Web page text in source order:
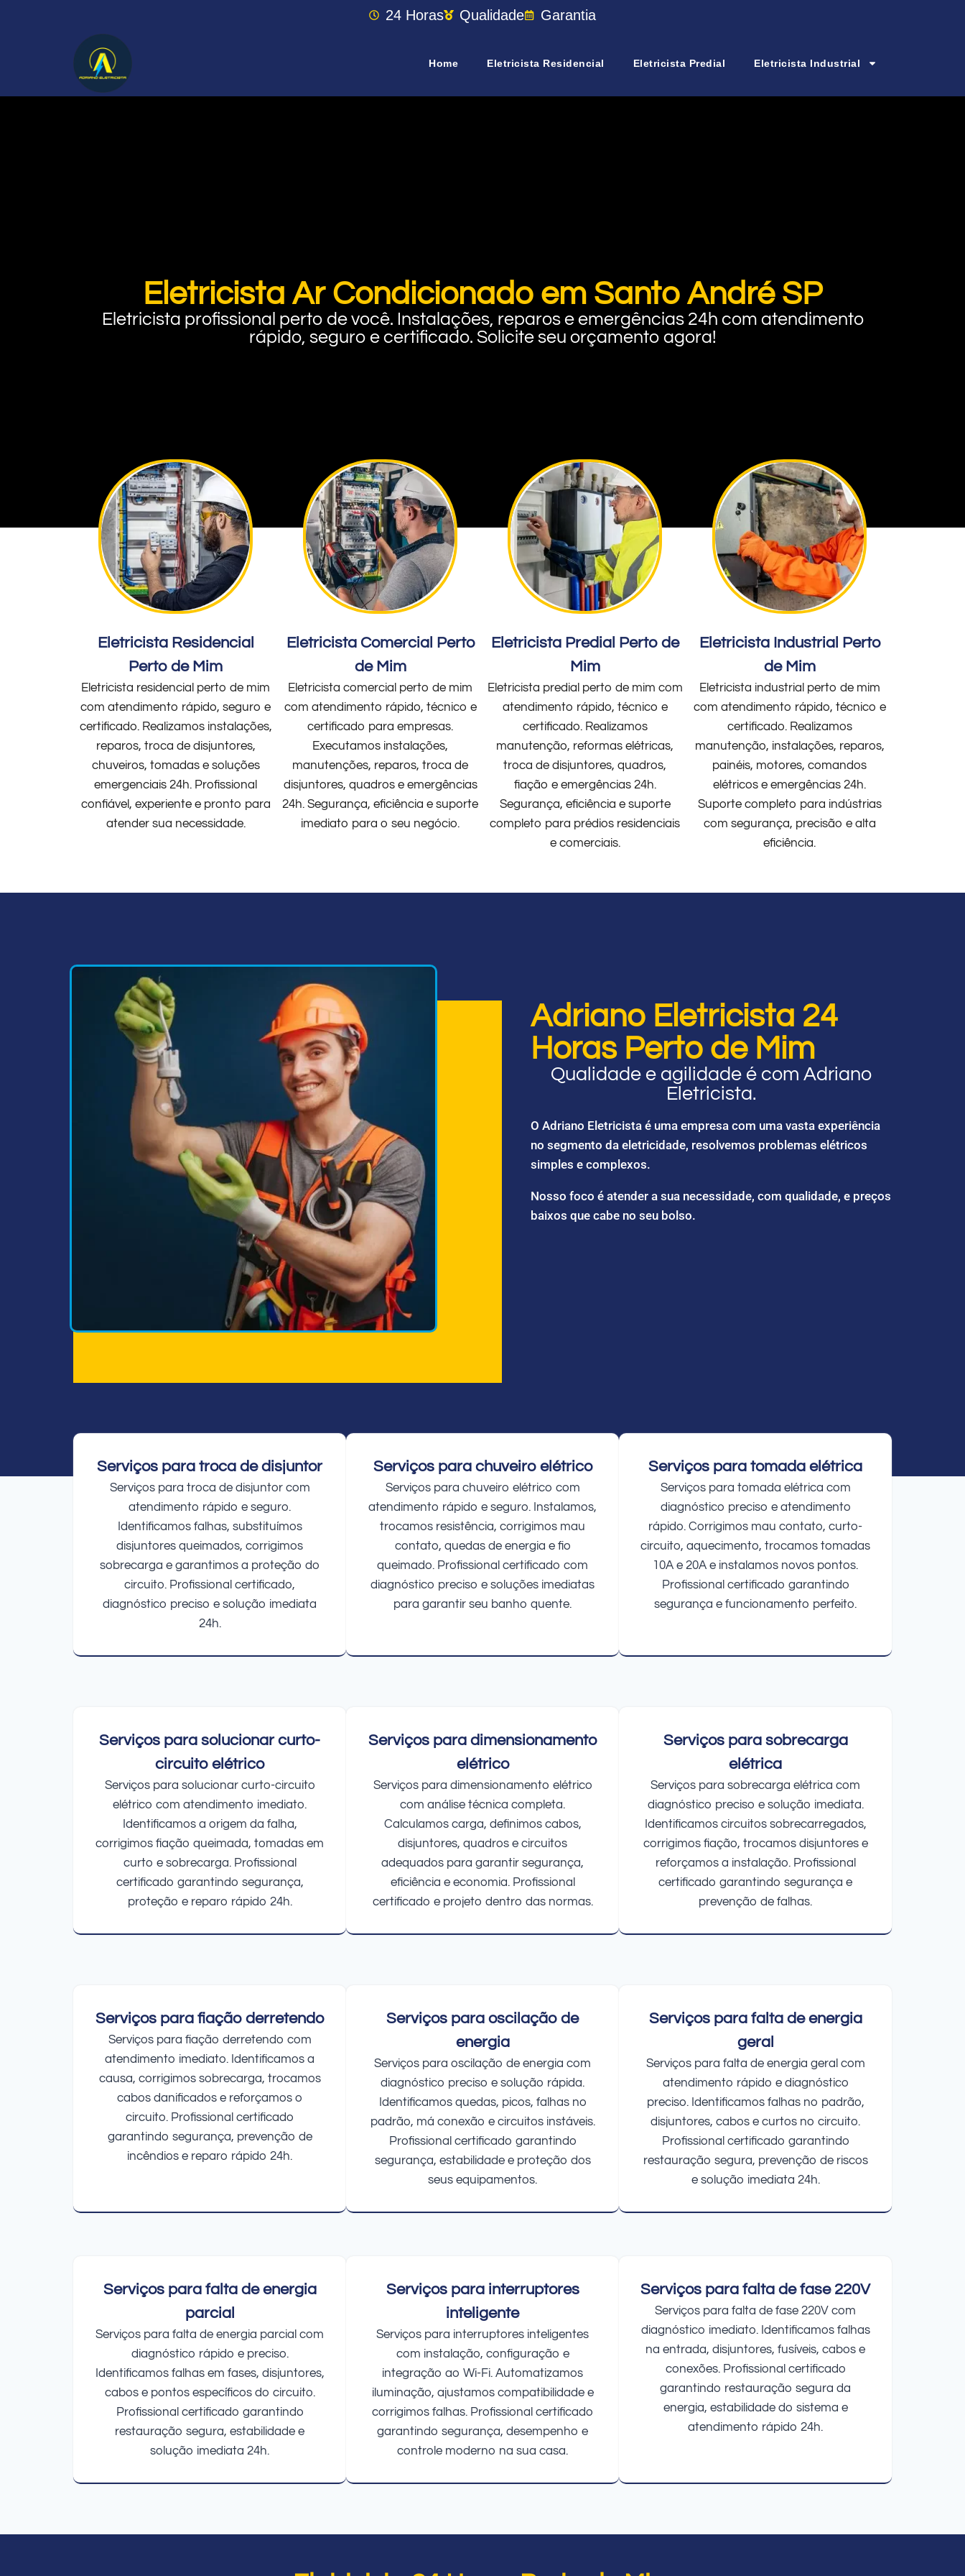
24 Horas Qualidade Garantia
Home Eletricista Residencial Eletricista Predial Eletricista Industrial
Eletricista Ar Condicionado em Santo André SP
Eletricista profissional perto de você. Instalações, reparos e emergências 24h com atendimento
rápido, seguro e certificado. Solicite seu orçamento agora!
Eletricista Residencial
Perto de Mim
Eletricista residencial perto de mim
com atendimento rápido, seguro e
certificado. Realizamos instalações,
reparos, troca de disjuntores,
chuveiros, tomadas e soluções
emergenciais 24h. Profissional
confiável, experiente e pronto para
atender sua necessidade.
Eletricista Comercial Perto
de Mim
Eletricista comercial perto de mim
com atendimento rápido, técnico e
certificado para empresas.
Executamos instalações,
manutenções, reparos, troca de
disjuntores, quadros e emergências
24h. Segurança, eficiência e suporte
imediato para o seu negócio.
Eletricista Predial Perto de
Mim
Eletricista predial perto de mim com
atendimento rápido, técnico e
certificado. Realizamos
manutenção, reformas elétricas,
troca de disjuntores, quadros,
fiação e emergências 24h.
Segurança, eficiência e suporte
completo para prédios residenciais
e comerciais.
Eletricista Industrial Perto
de Mim
Eletricista industrial perto de mim
com atendimento rápido, técnico e
certificado. Realizamos
manutenção, instalações, reparos,
painéis, motores, comandos
elétricos e emergências 24h.
Suporte completo para indústrias
com segurança, precisão e alta
eficiência.
Adriano Eletricista 24
Horas Perto de Mim
Qualidade e agilidade é com Adriano
Eletricista.
O Adriano Eletricista é uma empresa com uma vasta experiência
no segmento da eletricidade, resolvemos problemas elétricos
simples e complexos.
Nosso foco é atender a sua necessidade, com qualidade, e preços
baixos que cabe no seu bolso.
Serviços para troca de disjuntor
Serviços para troca de disjuntor com
atendimento rápido e seguro.
Identificamos falhas, substituímos
disjuntores queimados, corrigimos
sobrecarga e garantimos a proteção do
circuito. Profissional certificado,
diagnóstico preciso e solução imediata
24h.
Serviços para chuveiro elétrico
Serviços para chuveiro elétrico com
atendimento rápido e seguro. Instalamos,
trocamos resistência, corrigimos mau
contato, quedas de energia e fio
queimado. Profissional certificado com
diagnóstico preciso e soluções imediatas
para garantir seu banho quente.
Serviços para tomada elétrica
Serviços para tomada elétrica com
diagnóstico preciso e atendimento
rápido. Corrigimos mau contato, curto-
circuito, aquecimento, trocamos tomadas
10A e 20A e instalamos novos pontos.
Profissional certificado garantindo
segurança e funcionamento perfeito.
Serviços para solucionar curto-
circuito elétrico
Serviços para solucionar curto-circuito
elétrico com atendimento imediato.
Identificamos a origem da falha,
corrigimos fiação queimada, tomadas em
curto e sobrecarga. Profissional
certificado garantindo segurança,
proteção e reparo rápido 24h.
Serviços para dimensionamento
elétrico
Serviços para dimensionamento elétrico
com análise técnica completa.
Calculamos carga, definimos cabos,
disjuntores, quadros e circuitos
adequados para garantir segurança,
eficiência e economia. Profissional
certificado e projeto dentro das normas.
Serviços para sobrecarga
elétrica
Serviços para sobrecarga elétrica com
diagnóstico preciso e solução imediata.
Identificamos circuitos sobrecarregados,
corrigimos fiação, trocamos disjuntores e
reforçamos a instalação. Profissional
certificado garantindo segurança e
prevenção de falhas.
Serviços para fiação derretendo
Serviços para fiação derretendo com
atendimento imediato. Identificamos a
causa, corrigimos sobrecarga, trocamos
cabos danificados e reforçamos o
circuito. Profissional certificado
garantindo segurança, prevenção de
incêndios e reparo rápido 24h.
Serviços para oscilação de
energia
Serviços para oscilação de energia com
diagnóstico preciso e solução rápida.
Identificamos quedas, picos, falhas no
padrão, má conexão e circuitos instáveis.
Profissional certificado garantindo
segurança, estabilidade e proteção dos
seus equipamentos.
Serviços para falta de energia
geral
Serviços para falta de energia geral com
atendimento rápido e diagnóstico
preciso. Identificamos falhas no padrão,
disjuntores, cabos e curtos no circuito.
Profissional certificado garantindo
restauração segura, prevenção de riscos
e solução imediata 24h.
Serviços para falta de energia
parcial
Serviços para falta de energia parcial com
diagnóstico rápido e preciso.
Identificamos falhas em fases, disjuntores,
cabos e pontos específicos do circuito.
Profissional certificado garantindo
restauração segura, estabilidade e
solução imediata 24h.
Serviços para interruptores
inteligente
Serviços para interruptores inteligentes
com instalação, configuração e
integração ao Wi-Fi. Automatizamos
iluminação, ajustamos compatibilidade e
corrigimos falhas. Profissional certificado
garantindo segurança, desempenho e
controle moderno na sua casa.
Serviços para falta de fase 220V
Serviços para falta de fase 220V com
diagnóstico imediato. Identificamos falhas
na entrada, disjuntores, fusíveis, cabos e
conexões. Profissional certificado
garantindo restauração segura da
energia, estabilidade do sistema e
atendimento rápido 24h.